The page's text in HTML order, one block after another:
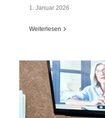
1. Januar 2026
Weiterlesen